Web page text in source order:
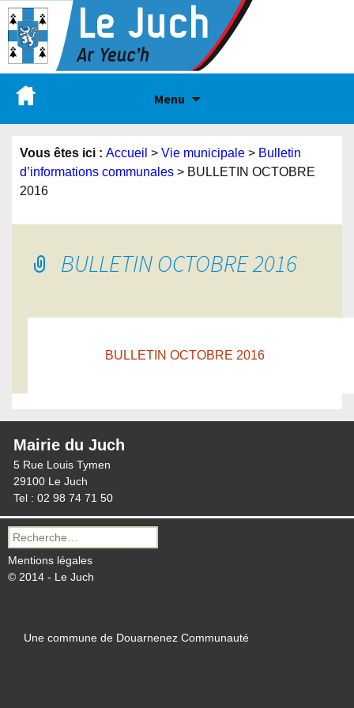
Menu
Vous êtes ici : Accueil > Vie municipale > Bulletin
d’informations communales > BULLETIN OCTOBRE
2016
BULLETIN OCTOBRE 2016
BULLETIN OCTOBRE 2016
Mairie du Juch
5 Rue Louis Tymen
29100 Le Juch
Tel : 02 98 74 71 50
Recherche
pour :
Mentions légales
© 2014 - Le Juch
Une commune de Douarnenez Communauté